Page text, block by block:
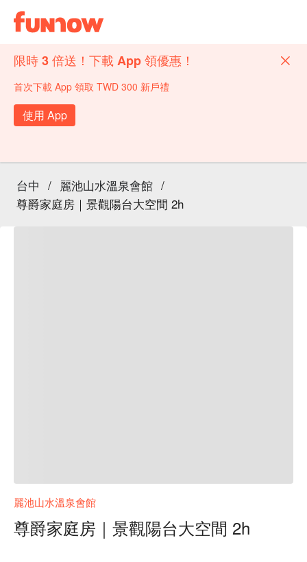
限時 3 倍送！下載 App 領優惠！
首次下載 App 領取 TWD 300 新戶禮
使用 App
台中 / 麗池山水溫泉會館 /
尊爵家庭房｜景觀陽台大空間 2h
麗池山水溫泉會館
尊爵家庭房｜景觀陽台大空間 2h